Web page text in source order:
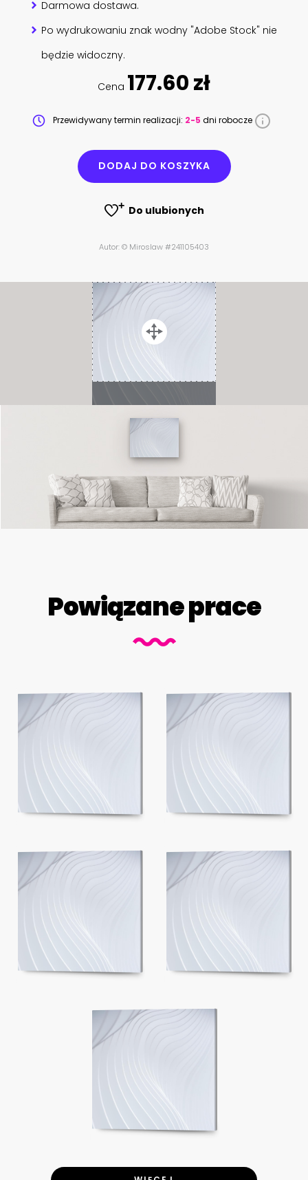
Darmowa dostawa.
Po wydrukowaniu znak wodny "Adobe Stock" nie
będzie widoczny.
Cena 177.60 zł
Przewidywany termin realizacji: 2-5 dni robocze
DODAJ DO KOSZYKA
Do ulubionych
Autor: © Miroslaw #241105403
Powiązane prace